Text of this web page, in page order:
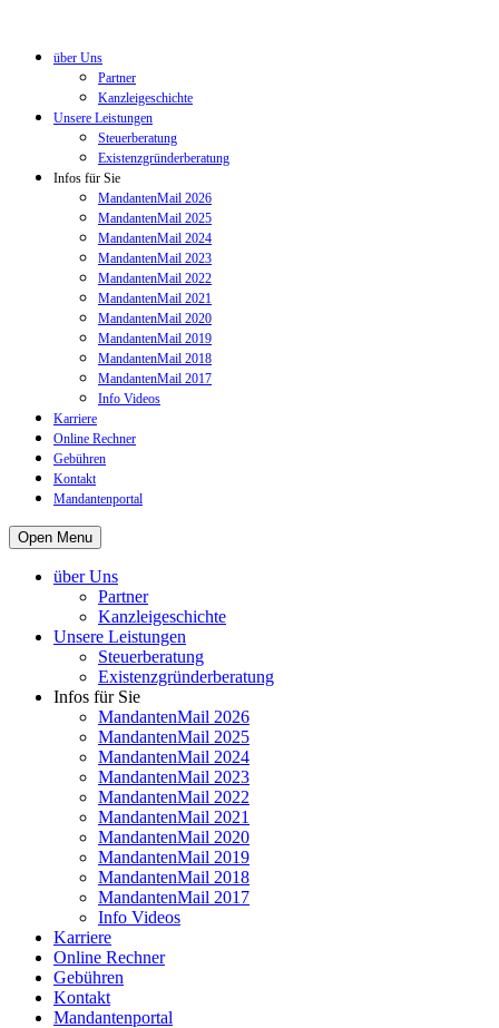
über Uns
Partner
Kanzleigeschichte
Unsere Leistungen
Steuerberatung
Existenzgründerberatung
Infos für Sie
MandantenMail 2026
MandantenMail 2025
MandantenMail 2024
MandantenMail 2023
MandantenMail 2022
MandantenMail 2021
MandantenMail 2020
MandantenMail 2019
MandantenMail 2018
MandantenMail 2017
Info Videos
Karriere
Online Rechner
Gebühren
Kontakt
Mandantenportal
Open Menu
über Uns
Partner
Kanzleigeschichte
Unsere Leistungen
Steuerberatung
Existenzgründerberatung
Infos für Sie
MandantenMail 2026
MandantenMail 2025
MandantenMail 2024
MandantenMail 2023
MandantenMail 2022
MandantenMail 2021
MandantenMail 2020
MandantenMail 2019
MandantenMail 2018
MandantenMail 2017
Info Videos
Karriere
Online Rechner
Gebühren
Kontakt
Mandantenportal